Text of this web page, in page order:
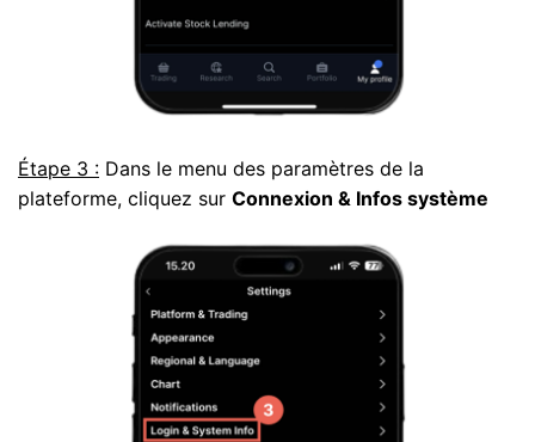
Étape 3 : Dans le menu des paramètres de la
plateforme, cliquez sur Connexion & Infos système